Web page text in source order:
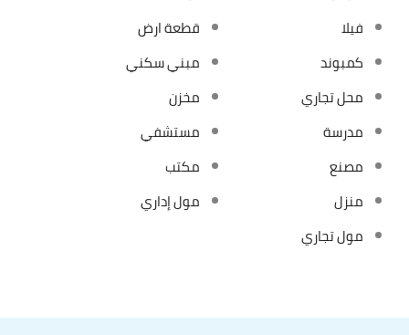
فيلا
قطعة ارض
كمبوند
مبني سكني
محل تجاري
مخزن
مدرسة
مستشفي
مصنع
مكتب
منزل
مول إداري
مول تجاري